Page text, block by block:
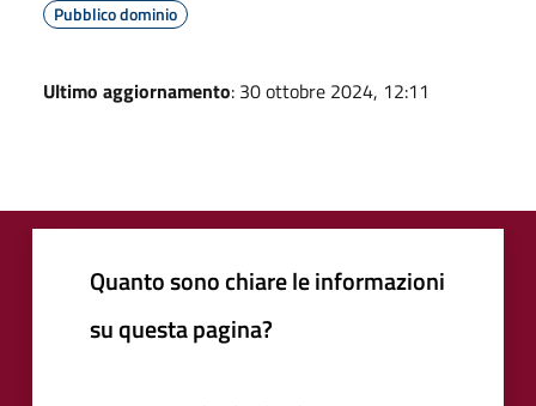
Pubblico dominio
Ultimo aggiornamento: 30 ottobre 2024, 12:11
Quanto sono chiare le informazioni
su questa pagina?